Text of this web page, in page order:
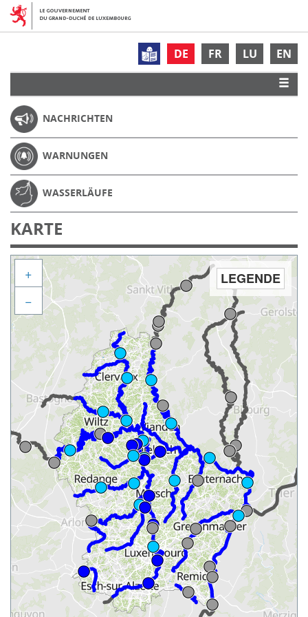
DE FR LU EN
NACHRICHTEN
WARNUNGEN
WASSERLÄUFE
KARTE
LEGENDE
+
−